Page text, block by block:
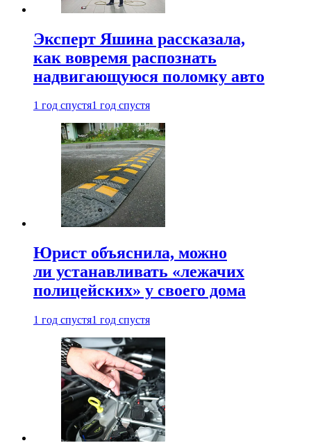
Эксперт Яшина рассказала,
как вовремя распознать
надвигающуюся поломку авто
1 год спустя1 год спустя
Юрист объяснила, можно
ли устанавливать «лежачих
полицейских» у своего дома
1 год спустя1 год спустя